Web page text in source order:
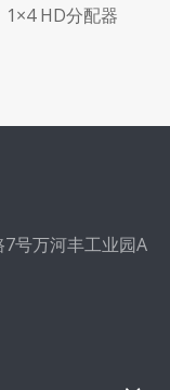
1×4 HD分配器
号万河丰工业园A